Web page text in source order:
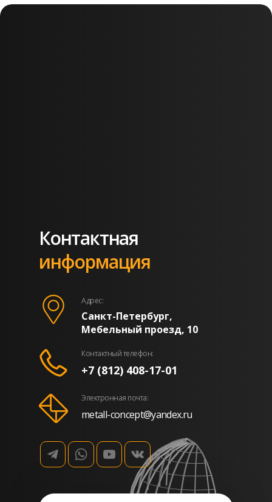
Контактная
информация
Адрес:
Контактный телефон:
metall-concept@yandex.ru
Электронная почта:
+7 (812) 408-17-01
Санкт-Петербург,
Мебельный проезд, 10